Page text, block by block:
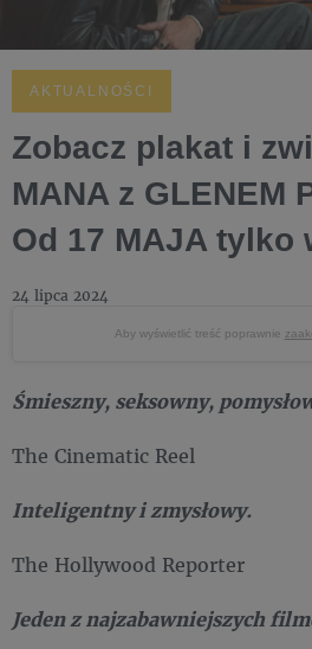
AKTUALNOŚCI
Zobacz plakat i
MANA z GLENEM
Od 17 MAJA tylko
24 lipca 2024
Aby wyświetlić treść poprawnie
Śmieszny, seksowny,
The Cinematic Reel
Inteligentny i zmysłowy.
The Hollywood Reporter
Jeden z najzabawniejszych